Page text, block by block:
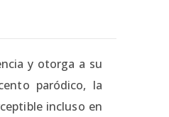
y otorga a su
paródico, la
incluso en